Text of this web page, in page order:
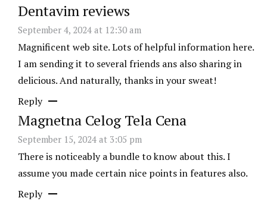
Dentavim reviews
September 4, 2024 at 12:30 am
Magnificent web site. Lots of helpful information here.
I am sending it to several friends ans also sharing in
delicious. And naturally, thanks in your sweat!
Reply
Magnetna Celog Tela Cena
September 15, 2024 at 3:05 pm
There is noticeably a bundle to know about this. I
assume you made certain nice points in features also.
Reply